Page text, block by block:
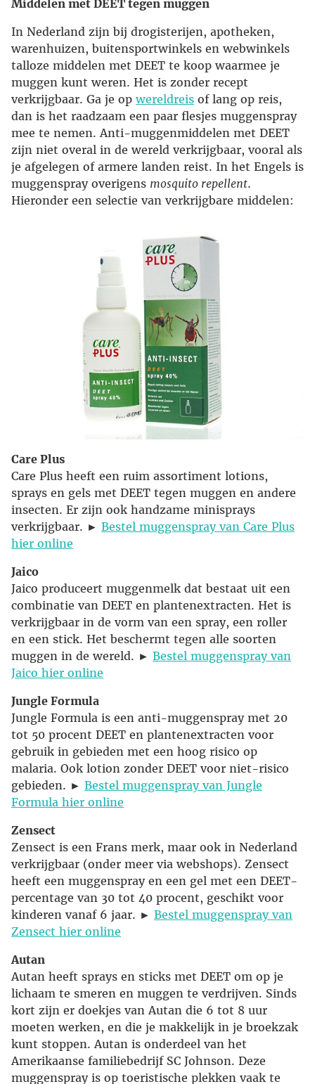
Middelen met DEET tegen muggen
In Nederland zijn bij drogisterijen, apotheken,
warenhuizen, buitensportwinkels en webwinkels
talloze middelen met DEET te koop waarmee je
muggen kunt weren. Het is zonder recept
verkrijgbaar. Ga je op wereldreis of lang op reis,
dan is het raadzaam een paar flesjes muggenspray
mee te nemen. Anti-muggenmiddelen met DEET
zijn niet overal in de wereld verkrijgbaar, vooral als
je afgelegen of armere landen reist. In het Engels is
muggenspray overigens mosquito repellent.
Hieronder een selectie van verkrijgbare middelen:
Care Plus
Care Plus heeft een ruim assortiment lotions,
sprays en gels met DEET tegen muggen en andere
insecten. Er zijn ook handzame minisprays
verkrijgbaar. ► Bestel muggenspray van Care Plus
hier online
Jaico
Jaico produceert muggenmelk dat bestaat uit een
combinatie van DEET en plantenextracten. Het is
verkrijgbaar in de vorm van een spray, een roller
en een stick. Het beschermt tegen alle soorten
muggen in de wereld. ► Bestel muggenspray van
Jaico hier online
Jungle Formula
Jungle Formula is een anti-muggenspray met 20
tot 50 procent DEET en plantenextracten voor
gebruik in gebieden met een hoog risico op
malaria. Ook lotion zonder DEET voor niet-risico
gebieden. ► Bestel muggenspray van Jungle
Formula hier online
Zensect
Zensect is een Frans merk, maar ook in Nederland
verkrijgbaar (onder meer via webshops). Zensect
heeft een muggenspray en een gel met een DEET-
percentage van 30 tot 40 procent, geschikt voor
kinderen vanaf 6 jaar. ► Bestel muggenspray van
Zensect hier online
Autan
Autan heeft sprays en sticks met DEET om op je
lichaam te smeren en muggen te verdrijven. Sinds
kort zijn er doekjes van Autan die 6 tot 8 uur
moeten werken, en die je makkelijk in je broekzak
kunt stoppen. Autan is onderdeel van het
Amerikaanse familiebedrijf SC Johnson. Deze
muggenspray is op toeristische plekken vaak te